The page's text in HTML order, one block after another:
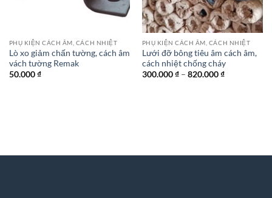
PHỤ KIỆN CÁCH ÂM, CÁCH NHIỆT
Lò xo giảm chấn tường, cách âm
vách tường Remak
50.000₫
PHỤ KIỆN CÁCH ÂM, CÁCH NHIỆT
Lưới đỡ bông tiêu âm cách âm,
cách nhiệt chống cháy
300.000₫ – 820.000₫Khoảng